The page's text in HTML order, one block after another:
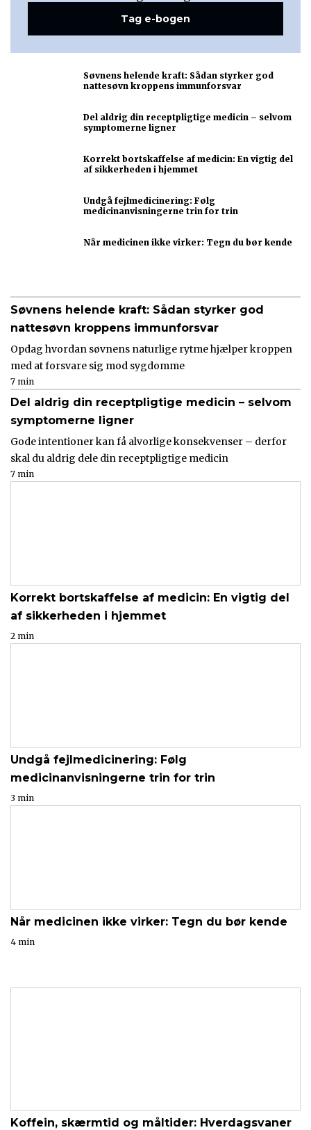
Tag e-bogen
Søvnens helende kraft: Sådan styrker god
nattesøvn kroppens immunforsvar
Del aldrig din receptpligtige medicin – selvom
symptomerne ligner
Korrekt bortskaffelse af medicin: En vigtig del
af sikkerheden i hjemmet
Undgå fejlmedicinering: Følg
medicinanvisningerne trin for trin
Når medicinen ikke virker: Tegn du bør kende
Søvnens helende kraft: Sådan styrker god
nattesøvn kroppens immunforsvar
Opdag hvordan søvnens naturlige rytme hjælper kroppen
med at forsvare sig mod sygdomme
7 min
Del aldrig din receptpligtige medicin – selvom
symptomerne ligner
Gode intentioner kan få alvorlige konsekvenser – derfor
skal du aldrig dele din receptpligtige medicin
7 min
Korrekt bortskaffelse af medicin: En vigtig del
af sikkerheden i hjemmet
2 min
Undgå fejlmedicinering: Følg
medicinanvisningerne trin for trin
3 min
Når medicinen ikke virker: Tegn du bør kende
4 min
Koffein, skærmtid og måltider: Hverdagsvaner